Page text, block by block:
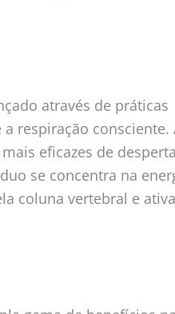
através de práticas
respiração consciente.
eficazes de
se concentra na
coluna vertebral e